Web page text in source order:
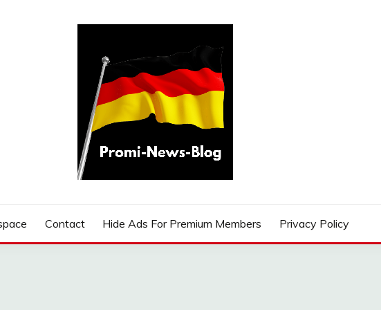
Contact Hide Ads For Premium Members Privacy Policy